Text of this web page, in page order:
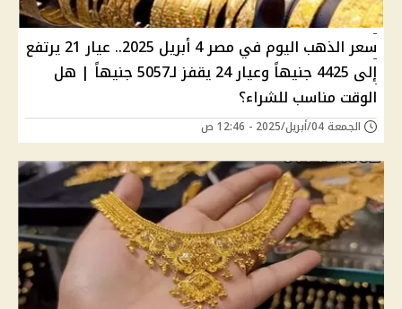
سعر الذهب اليوم في مصر 4 أبريل 2025.. عيار 21 يرتفع
إلى 4425 جنيهاً وعيار 24 يقفز لـ5057 جنيهاً | هل
الوقت مناسب للشراء؟
الجمعة 04/أبريل/2025 - 12:46 ص